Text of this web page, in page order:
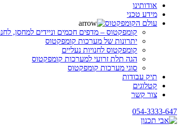
אודותינו
מידע טכני
עולם הקומפקטוס
קומפקטוס – מדפים חכמים וניידים למחסן,
יתרונות של מערכות קומפקטוס
קומפקטוס לחנויות נעליים
הגה תלת זרועי למערכות קומפקטוס
סוגי מערכות קומפקטוס
תיק עבודות
קטלוגים
צור קשר
054-3333-647